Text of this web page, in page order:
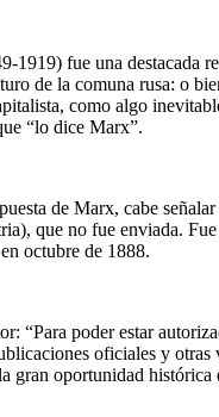
1919) fue una destacada
de la comuna rusa: o
como algo
“lo dice Marx”.
de Marx, cabe
que no fue enviada.
octubre de 1888.
“Para poder estar
oficiales y
gran oportunidad